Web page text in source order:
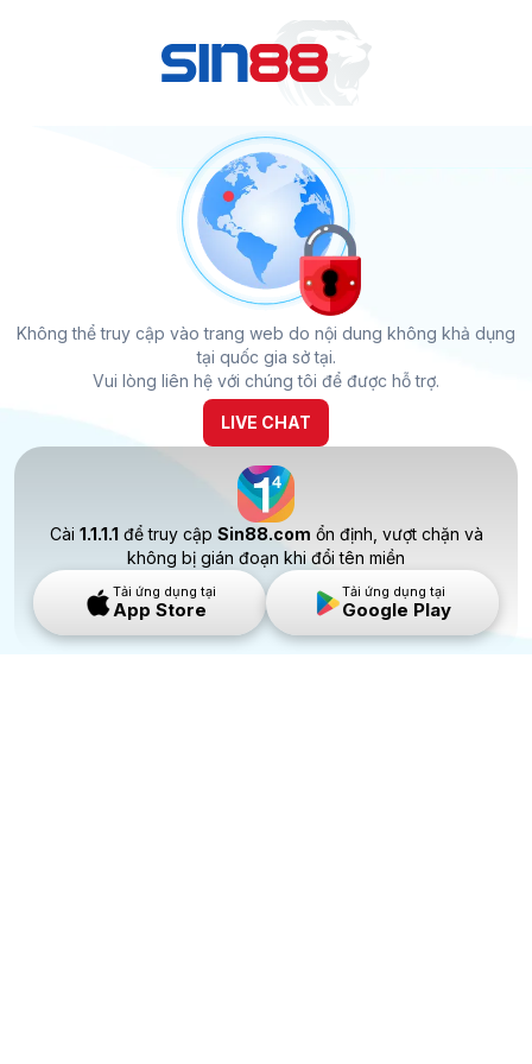
Không thể truy cập vào trang web do nội dung không khả dụng
tại quốc gia sở tại.
Vui lòng liên hệ với chúng tôi để được hỗ trợ.
LIVE CHAT
Cài 1.1.1.1 để truy cập Sin88.com ổn định, vượt chặn và
không bị gián đoạn khi đổi tên miền
Tải ứng dụng tại
App Store
Tải ứng dụng tại
Google Play